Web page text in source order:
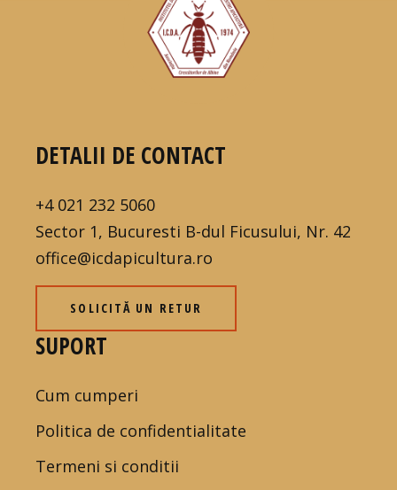
DETALII DE CONTACT
+4 021 232 5060
Sector 1, Bucuresti B-dul Ficusului, Nr. 42
office@icdapicultura.ro
SOLICITĂ UN RETUR
SUPORT
Cum cumperi
Politica de confidentialitate
Termeni si conditii